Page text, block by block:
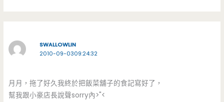
SWALLOWLIN
2010-09-0309:24:32
月月，拖了好久我終於把飯菜舖子的食記寫好了，
幫我跟小豪店長說聲sorry內>"<